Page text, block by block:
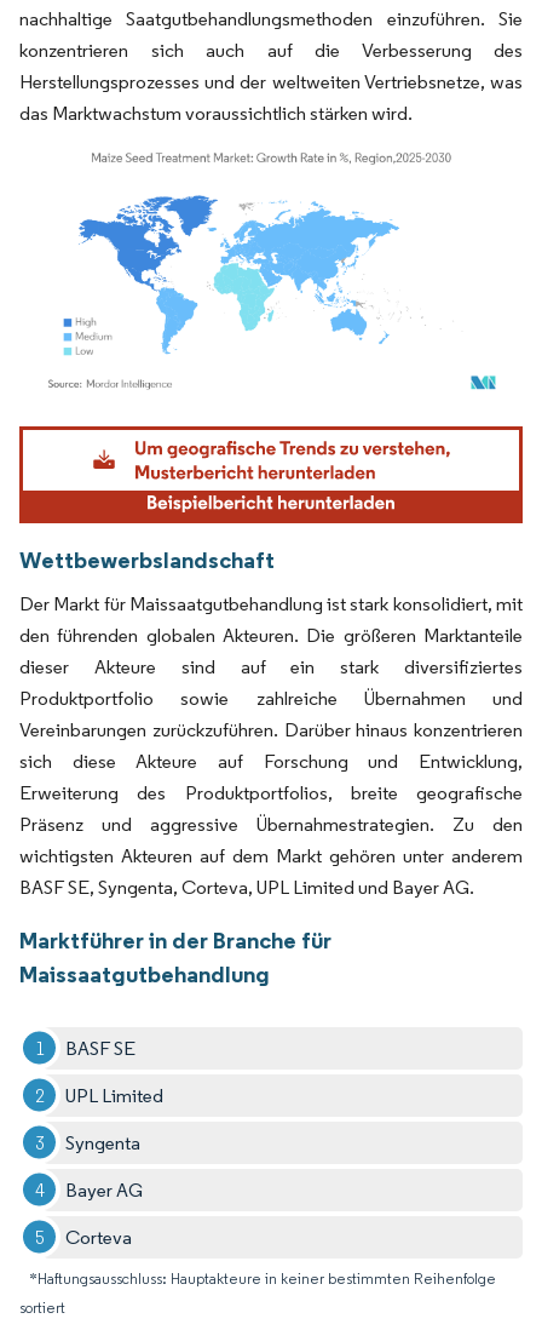
nachhaltige Saatgutbehandlungsmethoden einzuführen. Sie
konzentrieren sich auch auf die Verbesserung des
Herstellungsprozesses und der weltweiten Vertriebsnetze, was
das Marktwachstum voraussichtlich stärken wird.
Bild © Mordor Intelligence. Wiederverwendung erfordert Namensnennung gemäß
Wettbewerbslandschaft
Der Markt für Maissaatgutbehandlung ist stark konsolidiert, mit
den führenden globalen Akteuren. Die größeren Marktanteile
dieser Akteure sind auf ein stark diversifiziertes
Produktportfolio sowie zahlreiche Übernahmen und
Vereinbarungen zurückzuführen. Darüber hinaus konzentrieren
sich diese Akteure auf Forschung und Entwicklung,
Erweiterung des Produktportfolios, breite geografische
Präsenz und aggressive Übernahmestrategien. Zu den
wichtigsten Akteuren auf dem Markt gehören unter anderem
BASF SE, Syngenta, Corteva, UPL Limited und Bayer AG.
Marktführer in der Branche für
Maissaatgutbehandlung
BASF SE
UPL Limited
Syngenta
Bayer AG
Corteva
*Haftungsausschluss: Hauptakteure in keiner bestimmten Reihenfolge
sortiert